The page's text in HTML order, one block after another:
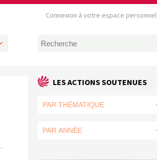
Connexion à votre espace personnel
LES ACTIONS SOUTENUES